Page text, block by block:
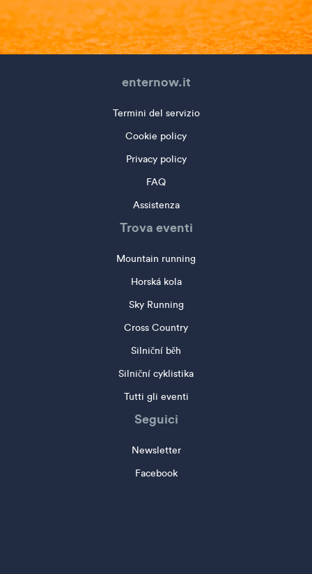
enternow.it
Termini del servizio
Cookie policy
Privacy policy
FAQ
Assistenza
Trova eventi
Mountain running
Horská kola
Sky Running
Cross Country
Silniční běh
Silniční cyklistika
Tutti gli eventi
Seguici
Newsletter
Facebook